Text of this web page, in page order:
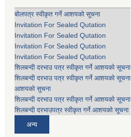
बोलपत्र स्वीकृत गर्ने आशयको सूचना
Invitation For Sealed Qutation
Invitation For Sealed Qutation
Invitation For Sealed Qutation
Invitation For Sealed Qutation
शिलबन्दी दरभाउ पत्र स्वीकृत गर्ने आशयको सूचना
शिलबन्दी दरभाउ पत्र स्वीकृत गर्ने आशयको सूचना
आशयको सुचना
शिलबन्दी दरभाउ पत्र स्वीकृत गर्ने आशयको सूचना
शिलबन्दी दरभाउपत्र स्वीकृत गर्ने आशयको सूचना
अन्य